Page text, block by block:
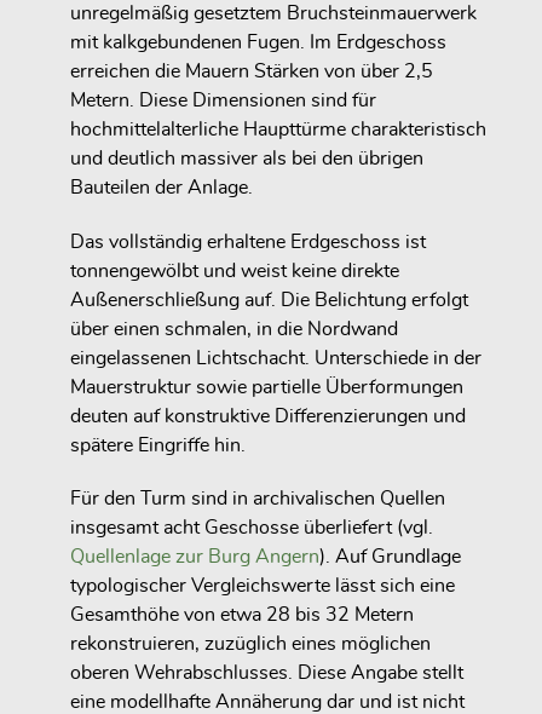
unregelmäßig gesetztem Bruchsteinmauerwerk
mit kalkgebundenen Fugen. Im Erdgeschoss
erreichen die Mauern Stärken von über 2,5
Metern. Diese Dimensionen sind für
hochmittelalterliche Haupttürme charakteristisch
und deutlich massiver als bei den übrigen
Bauteilen der Anlage.
Das vollständig erhaltene Erdgeschoss ist
tonnengewölbt und weist keine direkte
Außenerschließung auf. Die Belichtung erfolgt
über einen schmalen, in die Nordwand
eingelassenen Lichtschacht. Unterschiede in der
Mauerstruktur sowie partielle Überformungen
deuten auf konstruktive Differenzierungen und
spätere Eingriffe hin.
Für den Turm sind in archivalischen Quellen
insgesamt acht Geschosse überliefert (vgl.
Quellenlage zur Burg Angern). Auf Grundlage
typologischer Vergleichswerte lässt sich eine
Gesamthöhe von etwa 28 bis 32 Metern
rekonstruieren, zuzüglich eines möglichen
oberen Wehrabschlusses. Diese Angabe stellt
eine modellhafte Annäherung dar und ist nicht